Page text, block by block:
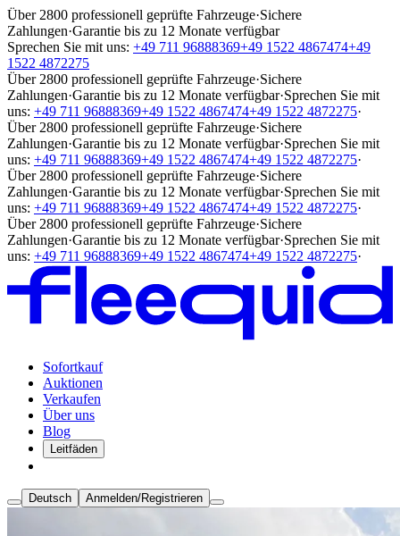
Über 2800 professionell geprüfte Fahrzeuge·Sichere
Zahlungen·Garantie bis zu 12 Monate verfügbar
Sprechen Sie mit uns: +49 711 96888369+49 1522 4867474+49
1522 4872275
Über 2800 professionell geprüfte Fahrzeuge·Sichere
Zahlungen·Garantie bis zu 12 Monate verfügbar·Sprechen Sie mit
uns: +49 711 96888369+49 1522 4867474+49 1522 4872275·
Über 2800 professionell geprüfte Fahrzeuge·Sichere
Zahlungen·Garantie bis zu 12 Monate verfügbar·Sprechen Sie mit
uns: +49 711 96888369+49 1522 4867474+49 1522 4872275·
Über 2800 professionell geprüfte Fahrzeuge·Sichere
Zahlungen·Garantie bis zu 12 Monate verfügbar·Sprechen Sie mit
uns: +49 711 96888369+49 1522 4867474+49 1522 4872275·
Über 2800 professionell geprüfte Fahrzeuge·Sichere
Zahlungen·Garantie bis zu 12 Monate verfügbar·Sprechen Sie mit
uns: +49 711 96888369+49 1522 4867474+49 1522 4872275·
Sofortkauf
Auktionen
Verkaufen
Über uns
Blog
Leitfäden
Deutsch Anmelden/Registrieren